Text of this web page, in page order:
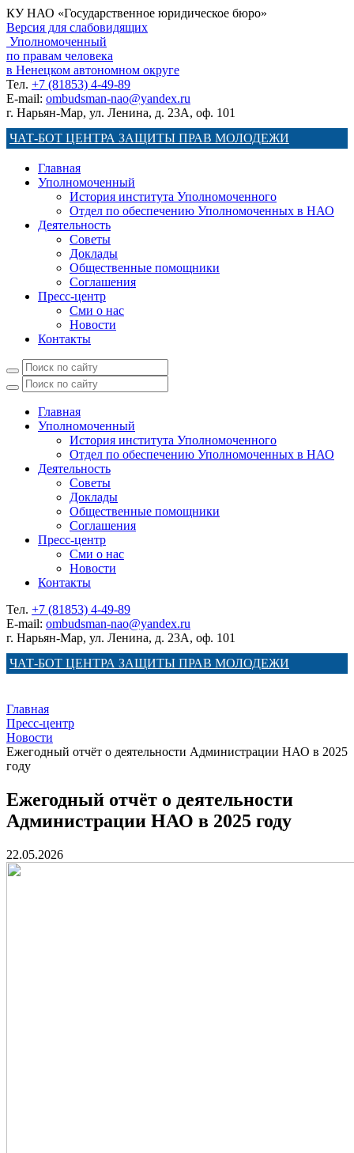
КУ НАО «Государственное юридическое бюро»
Версия для слабовидящих
Уполномоченный
по правам человека
в Ненецком автономном округе
Тел. +7 (81853) 4-49-89
E-mail: ombudsman-nao@yandex.ru
г. Нарьян-Мар, ул. Ленина, д. 23А, оф. 101
ЧАТ-БОТ ЦЕНТРА ЗАЩИТЫ ПРАВ МОЛОДЕЖИ
Главная
Уполномоченный
История института Уполномоченного
Отдел по обеспечению Уполномоченных в НАО
Деятельность
Советы
Доклады
Общественные помощники
Соглашения
Пресс-центр
Сми о нас
Новости
Контакты
Главная
Уполномоченный
История института Уполномоченного
Отдел по обеспечению Уполномоченных в НАО
Деятельность
Советы
Доклады
Общественные помощники
Соглашения
Пресс-центр
Сми о нас
Новости
Контакты
Тел. +7 (81853) 4-49-89
E-mail: ombudsman-nao@yandex.ru
г. Нарьян-Мар, ул. Ленина, д. 23А, оф. 101
ЧАТ-БОТ ЦЕНТРА ЗАЩИТЫ ПРАВ МОЛОДЕЖИ
Главная
Пресс-центр
Новости
Ежегодный отчёт о деятельности Администрации НАО в 2025
году
Ежегодный отчёт о деятельности
Администрации НАО в 2025 году
22.05.2026